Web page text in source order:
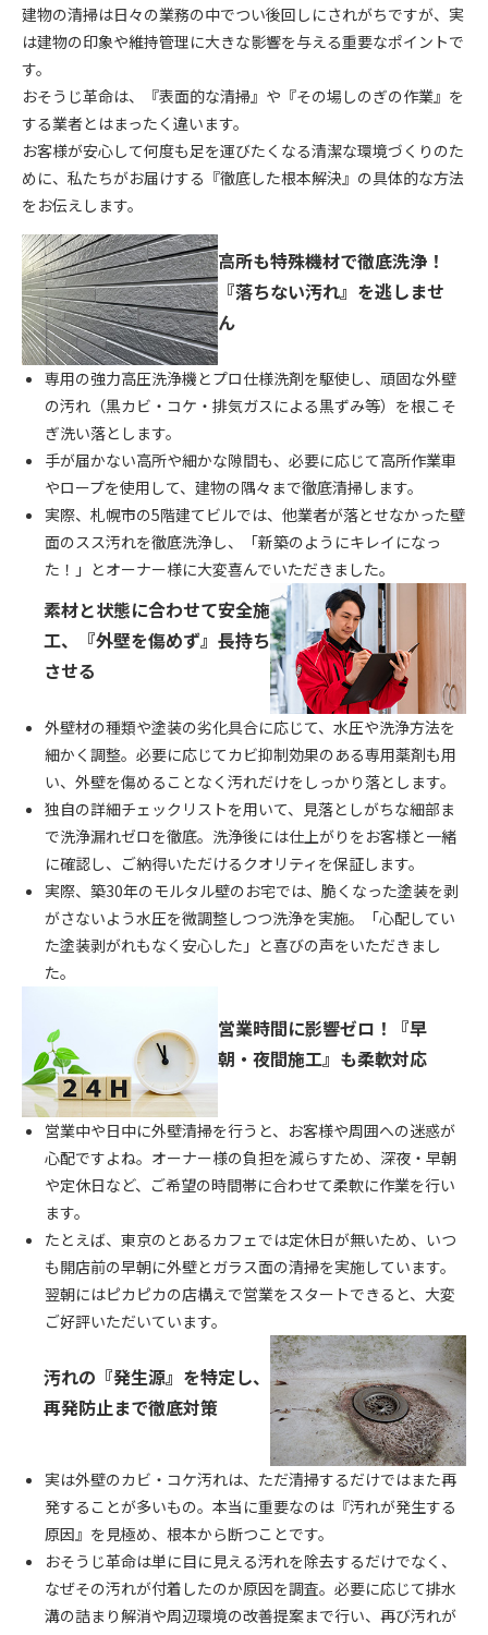
建物の清掃は日々の業務の中でつい後回しにされがちですが、実
は建物の印象や維持管理に大きな影響を与える重要なポイントで
す。
おそうじ革命は、『表面的な清掃』や『その場しのぎの作業』を
する業者とはまったく違います。
お客様が安心して何度も足を運びたくなる清潔な環境づくりのた
めに、私たちがお届けする『徹底した根本解決』の具体的な方法
をお伝えします。
高所も特殊機材で徹底洗浄！
『落ちない汚れ』を逃しませ
ん
専用の強力高圧洗浄機とプロ仕様洗剤を駆使し、頑固な外壁
の汚れ（黒カビ・コケ・排気ガスによる黒ずみ等）を根こそ
ぎ洗い落とします。
手が届かない高所や細かな隙間も、必要に応じて高所作業車
やロープを使用して、建物の隅々まで徹底清掃します。
実際、札幌市の5階建てビルでは、他業者が落とせなかった壁
面のスス汚れを徹底洗浄し、「新築のようにキレイになっ
た！」とオーナー様に大変喜んでいただきました。
素材と状態に合わせて安全施
工、『外壁を傷めず』長持ち
させる
外壁材の種類や塗装の劣化具合に応じて、水圧や洗浄方法を
細かく調整。必要に応じてカビ抑制効果のある専用薬剤も用
い、外壁を傷めることなく汚れだけをしっかり落とします。
独自の詳細チェックリストを用いて、見落としがちな細部ま
で洗浄漏れゼロを徹底。洗浄後には仕上がりをお客様と一緒
に確認し、ご納得いただけるクオリティを保証します。
実際、築30年のモルタル壁のお宅では、脆くなった塗装を剥
がさないよう水圧を微調整しつつ洗浄を実施。「心配してい
た塗装剥がれもなく安心した」と喜びの声をいただきまし
た。
営業時間に影響ゼロ！『早
朝・夜間施工』も柔軟対応
営業中や日中に外壁清掃を行うと、お客様や周囲への迷惑が
心配ですよね。オーナー様の負担を減らすため、深夜・早朝
や定休日など、ご希望の時間帯に合わせて柔軟に作業を行い
ます。
たとえば、東京のとあるカフェでは定休日が無いため、いつ
も開店前の早朝に外壁とガラス面の清掃を実施しています。
翌朝にはピカピカの店構えで営業をスタートできると、大変
ご好評いただいています。
汚れの『発生源』を特定し、
再発防止まで徹底対策
実は外壁のカビ・コケ汚れは、ただ清掃するだけではまた再
発することが多いもの。本当に重要なのは『汚れが発生する
原因』を見極め、根本から断つことです。
おそうじ革命は単に目に見える汚れを除去するだけでなく、
なぜその汚れが付着したのか原因を調査。必要に応じて排水
溝の詰まり解消や周辺環境の改善提案まで行い、再び汚れが